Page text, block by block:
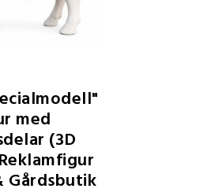
med
(3D
Gårdsbutik